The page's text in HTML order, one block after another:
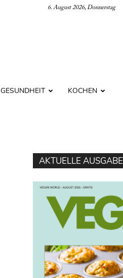
6. August 2026, Donnerstag
GESUNDHEIT KOCHEN
AKTUELLE AUSGABE